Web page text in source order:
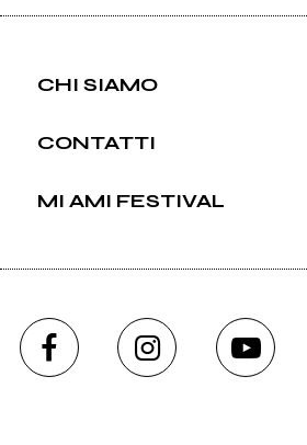
CHI SIAMO
CONTATTI
MI AMI FESTIVAL